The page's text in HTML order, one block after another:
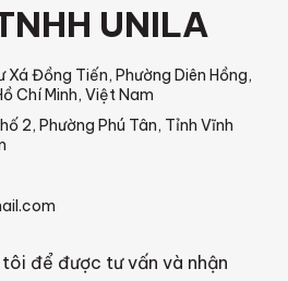
UNILA
Xá Đồng Tiến, Phường Diên Hồng,
Chí Minh, Việt Nam
2, Phường Phú Tân, Tỉnh Vĩnh
để được tư vấn và nhận